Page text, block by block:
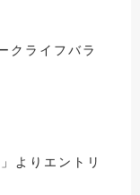
クライフバラ
よりエントリ